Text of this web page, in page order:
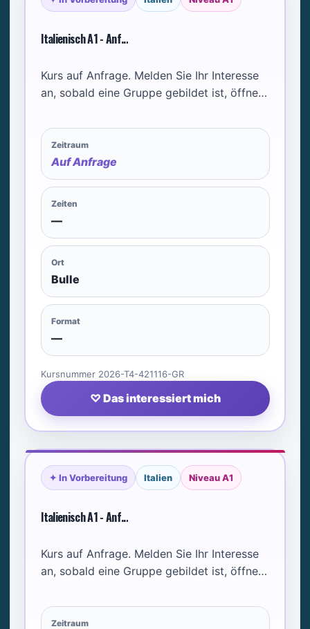
Italienisch A1 - Anf...
Kurs auf Anfrage. Melden Sie Ihr Interesse
an, sobald eine Gruppe gebildet ist, öffnen
Zeitraum
Auf Anfrage
Zeiten
—
Ort
Bulle
Format
—
Kursnummer 2026-T4-421116-GR
♡ Das interessiert mich
✦ In Vorbereitung Italien Niveau A1
Italienisch A1 - Anf...
Kurs auf Anfrage. Melden Sie Ihr Interesse
an, sobald eine Gruppe gebildet ist, öffnen
Zeitraum